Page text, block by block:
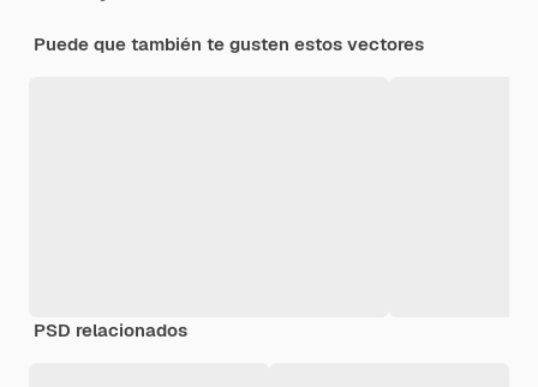
Puede que también te gusten estos vectores
PSD relacionados